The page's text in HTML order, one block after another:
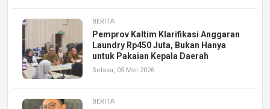
BERITA
Pemprov Kaltim Klarifikasi Anggaran
Laundry Rp450 Juta, Bukan Hanya
untuk Pakaian Kepala Daerah
Selasa, 05 Mei 2026
BERITA